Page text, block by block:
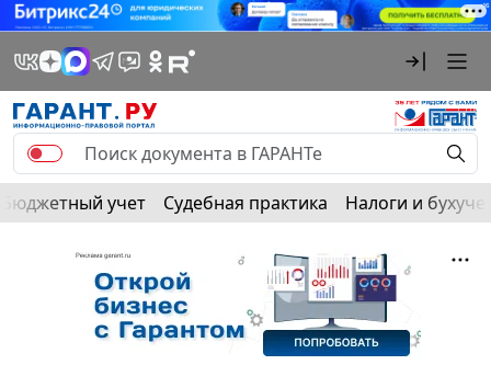
Бюджетный учет Судебная практика Налоги и